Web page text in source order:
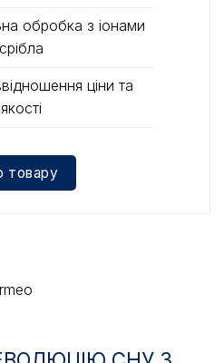
обробка з іонами
срібла
ціни та
якості
товару